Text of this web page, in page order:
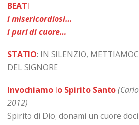
BEATI
i misericordiosi…
i puri di cuore…
STATIO: IN SILENZIO,
DEL SIGNORE
Invochiamo lo Spirito Santo
2012)
Spirito di Dio, donami un cuore